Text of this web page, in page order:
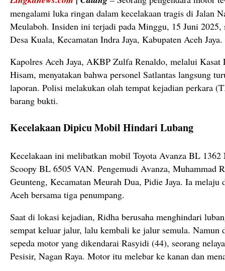
mengalami luka ringan dalam kecelakaan tragis di Jalan
Meulaboh. Insiden ini terjadi pada Minggu, 15 Juni
Desa Kuala, Kecamatan Indra Jaya, Kabupaten Aceh Jaya.
Kapolres Aceh Jaya, AKBP Zulfa Renaldo, melalui Kasat
Hisam, menyatakan bahwa personel Satlantas langsung
laporan. Polisi melakukan olah tempat kejadian perkara
barang bukti.
Kecelakaan Dipicu Mobil Hindari Lubang
Kecelakaan ini melibatkan mobil Toyota Avanza BL 1362
Scoopy BL 6505 VAN. Pengemudi Avanza, Muhammad
Geunteng, Kecamatan Meurah Dua, Pidie Jaya. Ia melaju
Aceh bersama tiga penumpang.
Saat di lokasi kejadian, Ridha berusaha menghindari
sempat keluar jalur, lalu kembali ke jalur semula. Namun
sepeda motor yang dikendarai Rasyidi (44), seorang
Pesisir, Nagan Raya. Motor itu melebar ke kanan dan